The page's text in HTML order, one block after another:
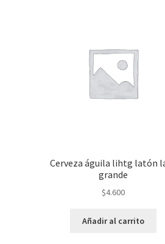
Cerveza águila lihtg latón
grande
$4.600
Añadir al carrito